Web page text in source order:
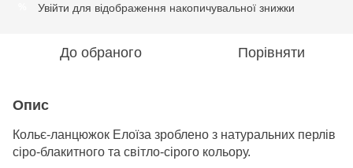
Увійти для відображення накопичувальної знижки
До обраного Порівняти
Опис
Кольє-ланцюжок Елоїза зроблено з натуральних перлів
сіро-блакитного та світло-сірого кольору.